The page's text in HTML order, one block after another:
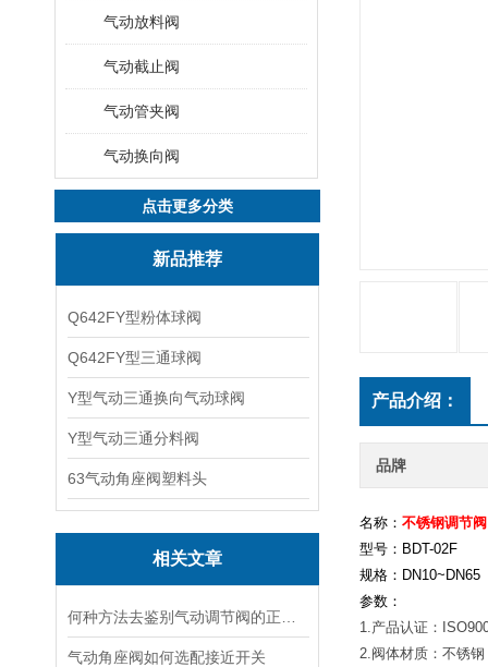
气动放料阀
气动截止阀
气动管夹阀
气动换向阀
点击更多分类
新品推荐
Q642FY型粉体球阀
Q642FY型三通球阀
Y型气动三通换向气动球阀
Y型气动三通分料阀
63气动角座阀塑料头
相关文章
气动角座阀如何选配接近开关
产品介绍：
品牌
名称： 不锈钢调节阀
型号：BDT-02F
规格：DN10~DN65
参数：
1.产品认证：
2.阀体材质：不锈